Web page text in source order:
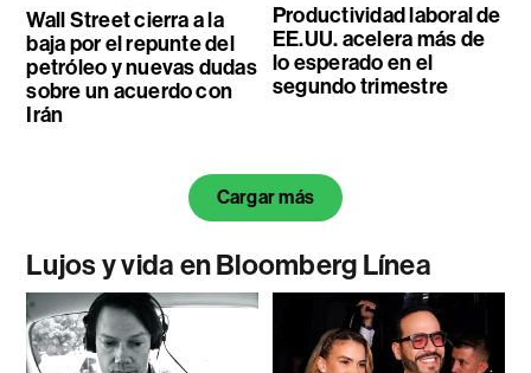
Wall Street cierra a la
baja por el repunte del
petróleo y nuevas dudas
sobre un acuerdo con
Irán
Productividad laboral de
EE.UU. acelera más de
lo esperado en el
segundo trimestre
Cargar más
Lujos y vida en Bloomberg Línea